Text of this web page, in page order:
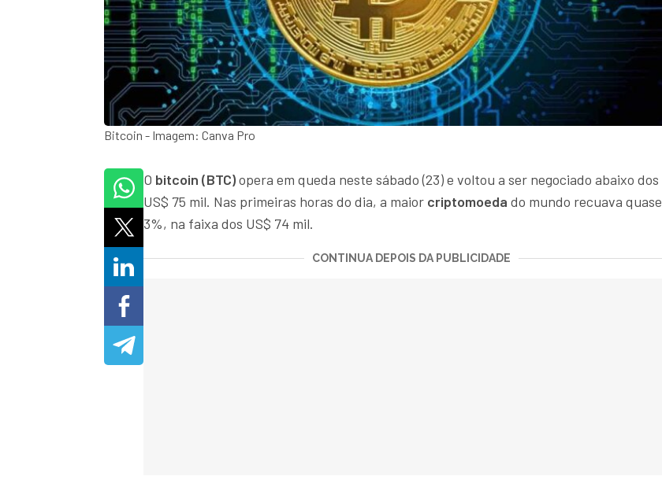
Bitcoin - Imagem: Canva Pro
O bitcoin (BTC)opera em queda neste sábado (23) e voltou a ser negociado abaixo dos
US$ 75 mil. Nas primeiras horas do dia, a maior criptomoeda do mundo recuava quase
3%, na faixa dos US$ 74 mil.
CONTINUA DEPOIS DA PUBLICIDADE